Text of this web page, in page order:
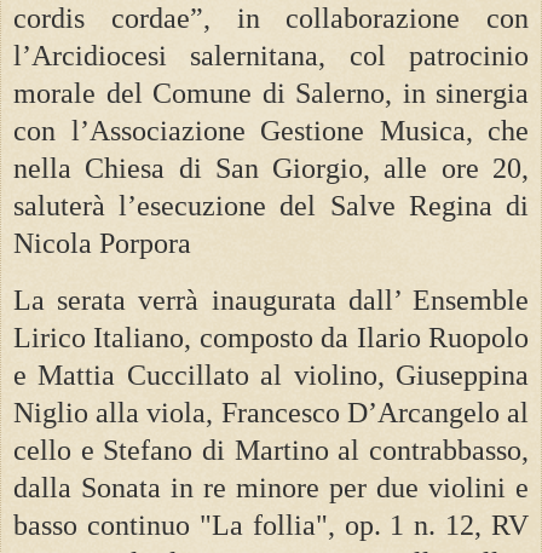
cordis cordae”, in collaborazione con
l’Arcidiocesi salernitana, col patrocinio
morale del Comune di Salerno, in sinergia
con l’Associazione Gestione Musica, che
nella Chiesa di San Giorgio, alle ore 20,
saluterà l’esecuzione del Salve Regina di
Nicola Porpora
La serata verrà inaugurata dall’ Ensemble
Lirico Italiano, composto da Ilario Ruopolo
e Mattia Cuccillato al violino, Giuseppina
Niglio alla viola, Francesco D’Arcangelo al
cello e Stefano di Martino al contrabbasso,
dalla Sonata in re minore per due violini e
basso continuo "La follia", op. 1 n. 12, RV